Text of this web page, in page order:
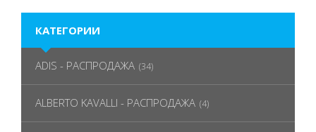
КАТЕГОРИИ
ADIS - РАСПРОДАЖА (34)
ALBERTO KAVALLI - РАСПРОДАЖА (4)